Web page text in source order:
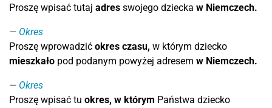
Proszę wpisać tutaj adres swojego dziecka w Niemczech.
Okres
Proszę wprowadzić okres czasu, w którym dziecko
mieszkało pod podanym powyżej adresem w Niemczech.
Okres
Proszę wpisać tu okres, w którym Państwa dziecko